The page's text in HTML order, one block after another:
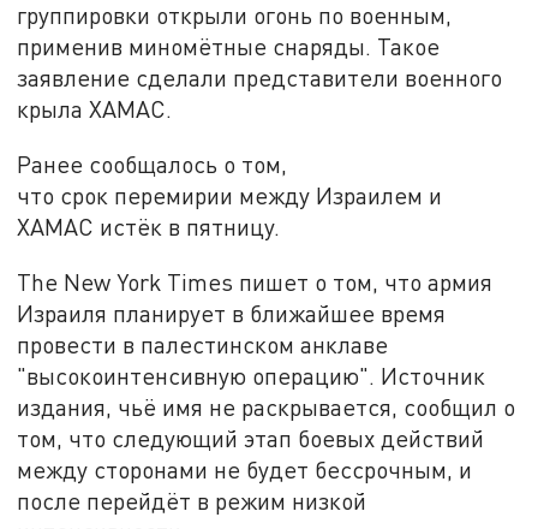
группировки открыли огонь по военным,
применив миномётные снаряды. Такое
заявление сделали представители военного
крыла ХАМАС.
Ранее сообщалось о том,
что срок перемирии между Израилем и
ХАМАС истёк в пятницу.
The New York Times пишет о том, что армия
Израиля планирует в ближайшее время
провести в палестинском анклаве
"высокоинтенсивную операцию". Источник
издания, чьё имя не раскрывается, сообщил о
том, что следующий этап боевых действий
между сторонами не будет бессрочным, и
после перейдёт в режим низкой